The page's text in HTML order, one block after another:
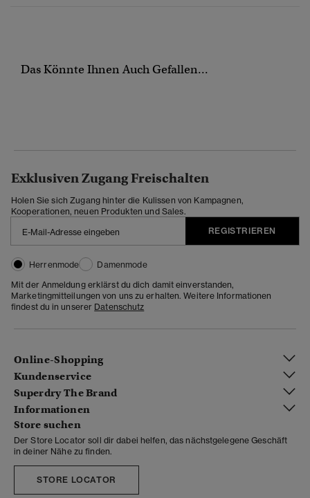
Das Könnte Ihnen Auch Gefallen...
Exklusiven Zugang Freischalten
Holen Sie sich Zugang hinter die Kulissen von Kampagnen,
Kooperationen, neuen Produkten und Sales.
REGISTRIEREN
Herrenmode
Damenmode
Mit der Anmeldung erklärst du dich damit einverstanden,
Marketingmitteilungen von uns zu erhalten. Weitere Informationen
findest du in unserer Datenschutz
Online-Shopping
Kundenservice
Superdry The Brand
Informationen
Store suchen
Der Store Locator soll dir dabei helfen, das nächstgelegene Geschäft
in deiner Nähe zu finden.
STORE LOCATOR